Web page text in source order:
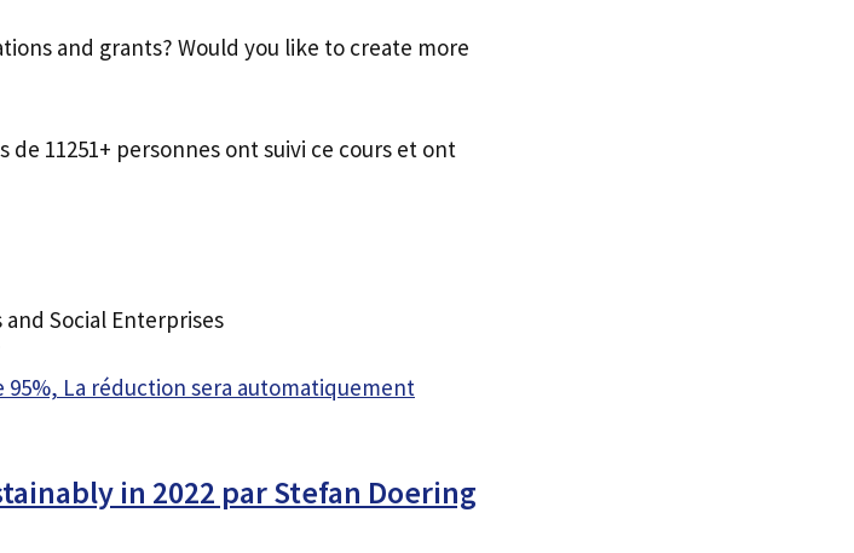
and grants? Would you like to create more
11251+ personnes ont suivi ce cours et ont
and Social Enterprises
95%, La réduction sera automatiquement
in 2022 par Stefan Doering